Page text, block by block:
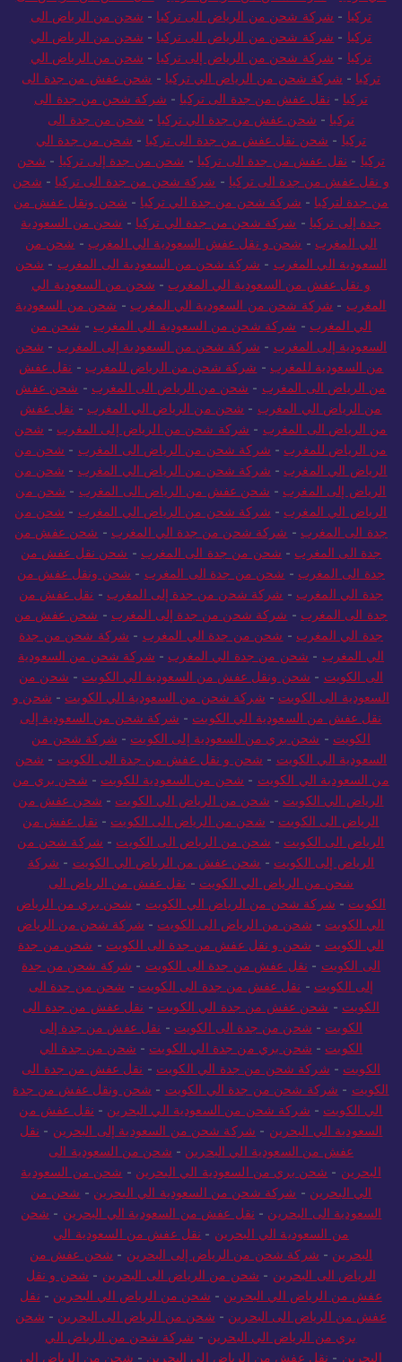
الي تركيا
- شركة شحن من الرياض لتركيا-
نقل عفش من الرياض الى
تركيا
شركة شحن من الرياض الى تركيا
شحن من الرياض الى
تركيا
شركة شحن من الرياض الى تركيا
شحن من الرياض الي
تركيا
- شركة شحن من الرياض إلى تركيا -
شحن من الرياض الي
تركيا- شركة شحن من الرياض الي تركيا -
شحن عفش من جدة الى
تركيا- نقل عفش من جدة الى تركيا-شركة شحن من جدة الى
تركيا
- شحن عفش من جدة الي تركيا-
شحن من جدة الى
تركيا- شحن نقل عفش من جدة الى تركيا
شحن من جدة الي
تركيا
- نقل عفش من جدة الى تركيا- شحن من جدة إلى تركيا -
شحن
و نقل عفش من جدة الى تركيا
شركة شحن من جدة الى تركيا -
من جدة لتركيا - شركة شحن من جدة الي تركيا -
شحن ونقل عفش من
جدة إلى تركيا
-شركة شحن من جدة الي تركيا -شحن من السعودية
الي المغرب
- شحن و نقل عفش السعودية الي المغرب -
شحن من
السعودية الي المغرب
شركة شحن من السعودية الى المغرب-شحن
و نقل عفش من السعودية الي المغرب-
شحن من السعودية الي
المغرب- شركة شحن من السعودية الي المغرب- شحن من السعودية
الي المغرب- شركة شحن من السعودية الي المغرب- شحن من
السعودية إلى المغرب
شركة شحن من السعودية إلى المغرب -شحن
من السعودية للمغرب
شركة شحن من الرياض للمغرب -نقل عفش
من الرياض الى المغرب
شحن من الرياض الى المغرب
شحن عفش
من الرياض الي المغرب
-شحن من الرياض الي المغرب -
نقل عفش
من الرياض الى المغرب
-شركة شحن من الرياض إلى المغرب
من الرياض للمغرب
شركة شحن من الرياض الى المغرب
شحن من
الرياض الي المغرب
شركة شحن من الرياض الي المغرب
شحن من
الرياض إلى المغرب
شحن عفش من الرياض الى المغرب
شحن من
الرياض الي المغرب - شركة شحن من الرياض الي المغرب
شحن من
جدة الى المغرب
شركة شحن من جدة الي المغرب
شحن عفش من
جدة الى المغرب
شحن من جدة الى المغرب
شحن نقل عفش من
جدة الى المغرب
شحن من جدة الى المغرب-
شحن ونقل عفش من
جدة الي المغرب
شركة شحن من جدة إلى المغرب
نقل عفش من
جدة الى المغرب
شركة شحن من جدة إلى المغرب- شحن عفش من
جدة الي المغرب
شحن من جدة الي المغرب -شركة شحن من جدة
الي المغرب
شحن من جدة الي المغرب
شركة شحن من السعودية
الى الكويت
-شحن ونقل عفش من السعودية الي الكويت
شحن من
السعودية الى الكويت
شركة شحن من السعودية الي الكويت
شحن و
نقل عفش من السعودية الي الكويت -
شركة شحن من السعودية إلى
الكويت- شحن بري من السعودية إلى الكويت - شركة شحن من
السعودية الي الكويت
شحن و نقل عفش من جدة الى الكويت
من السعودية الي الكويت
شحن من السعودية للكويت -
شحن بري من
الرياض الي الكويت
شحن من الرياض الي الكويت
شحن عفش من
الرياض الى الكويت
-شحن من الرياض الى الكويت -نقل عفش من
الرياض الى الكويت
شحن من الرياض الى الكويت -شركة شحن من
الرياض إلى الكويت
شحن عفش من الرياض الي الكويت -
شحن من الرياض الي الكويت-
نقل عفش من الرياض الى
الكويت- شركة شحن من الرياض الي الكويت -
شحن بري من الرياض
الي الكويت
شحن من الرياض الى الكويت
شركة شحن من الرياض
الي الكويت
شحن و نقل عفش من جدة الى الكويت- شحن من جدة
الى الكويت
نقل عفش من جدة الى الكويت
شركة شحن من جدة
إلى الكويت
نقل عفش من جدة الى الكويت-
شحن من جدة الى
الكويت
شحن عفش من جدة الي الكويت-
نقل عفش من جدة الى
الكويت
شحن من جدة الى الكويت-
نقل عفش من جدة إلى
الكويت- شحن بري من جدة الي الكويت -شحن من جدة الي
الكويت
- شركة شحن من جدة الي الكويت -
نقل عفش من جدة الى
الكويت- شركة شحن من جدة الي الكويت-
شحن ونقل عفش من جدة
الي الكويت
شركة شحن من السعودية الي البحرين
نقل عفش من
السعودية الي البحرين
شركة شحن من السعودية إلى البحرين
عفش من السعودية الي البحرين
-شحن من السعودية الى
البحرين
شحن بري من السعودية الي البحرين -
شحن من السعودية
الي البحرين
- شركة شحن من السعودية الي البحرين
شحن من
السعودية الى البحرين
نقل عفش من السعودية الي البحرين
من السعودية الي البحرين
-
نقل عفش من السعودية الي
البحرين- شركة شحن من الرياض إلى البحرين
شحن عفش من
الرياض الى البحرين
-شحن من الرياض الى البحرين -شحن و نقل
عفش من الرياض الي البحرين
-شحن من الرياض الي البحرين -نقل
عفش من الرياض الى البحرين
شحن من الرياض الى البحرين-
بري من الرياض الي البحرين-
شركة شحن من الرياض الي